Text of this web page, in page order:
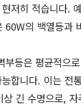
저히 적습니다.
60W의 백열등과
부등은 평균적으
합니다. 이는 전
긴 수명으로,